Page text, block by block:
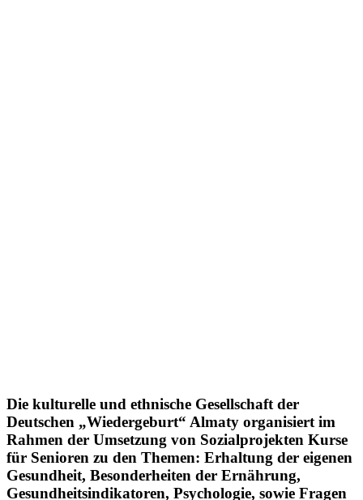
Die kulturelle und ethnische Gesellschaft der
Deutschen „Wiedergeburt“ Almaty organisiert im
Rahmen der Umsetzung von Sozialprojekten Kurse
für Senioren zu den Themen: Erhaltung der eigenen
Gesundheit, Besonderheiten der Ernährung,
Gesundheitsindikatoren, Psychologie, sowie Fragen